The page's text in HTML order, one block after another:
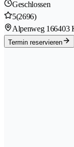
Geschlossen
5(2696)
Alpenweg 166403
Termin reservieren